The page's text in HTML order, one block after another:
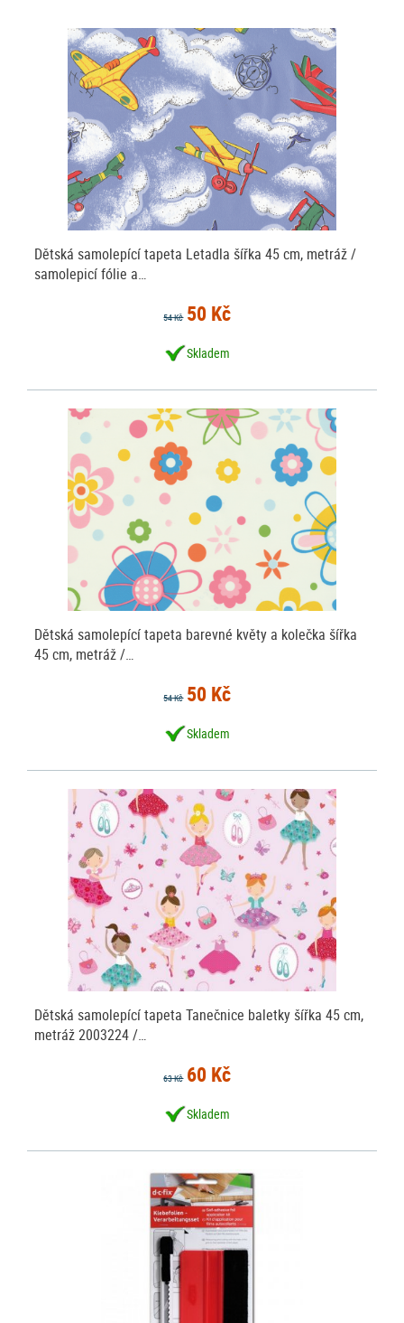
Dětská samolepící tapeta Letadla šířka 45 cm, metráž /
samolepicí fólie a…
54 Kč 50 Kč
Skladem
Dětská samolepící tapeta barevné květy a kolečka šířka
45 cm, metráž /…
54 Kč 50 Kč
Skladem
Dětská samolepící tapeta Tanečnice baletky šířka 45 cm,
metráž 2003224 /…
63 Kč 60 Kč
Skladem